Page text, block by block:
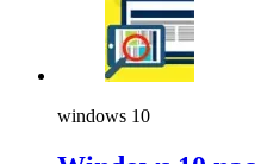
windows 10